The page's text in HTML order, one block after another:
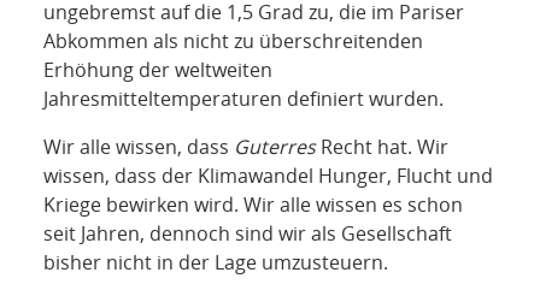
ungebremst auf die 1,5 Grad zu, die im Pariser
Abkommen als nicht zu überschreitenden
Erhöhung der weltweiten
Jahresmitteltemperaturen definiert wurden.
Wir alle wissen, dass GuterresRecht hat. Wir
wissen, dass der Klimawandel Hunger, Flucht und
Kriege bewirken wird. Wir alle wissen es schon
seit Jahren, dennoch sind wir als Gesellschaft
bisher nicht in der Lage umzusteuern.